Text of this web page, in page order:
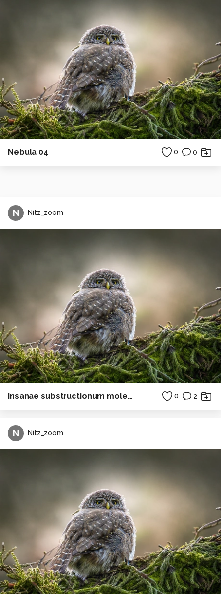
Nebula 04 0 0
N Nitz_zoom
Insanae substructionum moles 001 0 2
N Nitz_zoom